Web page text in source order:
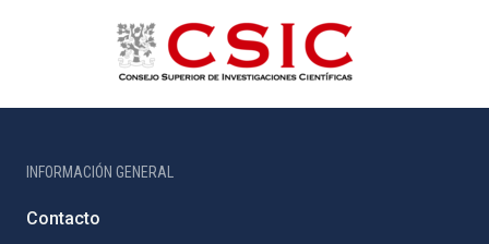
INFORMACIÓN GENERAL
Contacto